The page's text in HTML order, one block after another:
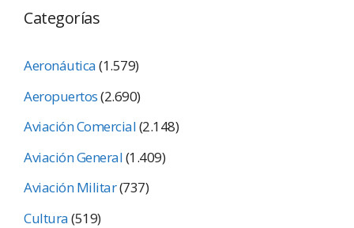
Categorías
Aeronáutica(1.579)
Aeropuertos(2.690)
Aviación Comercial(2.148)
Aviación General(1.409)
Aviación Militar(737)
Cultura(519)